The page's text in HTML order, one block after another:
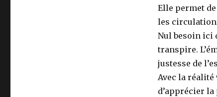
Elle permet
les
Nul besoin ici
transpire.
justesse de
Avec la
d’apprécier la